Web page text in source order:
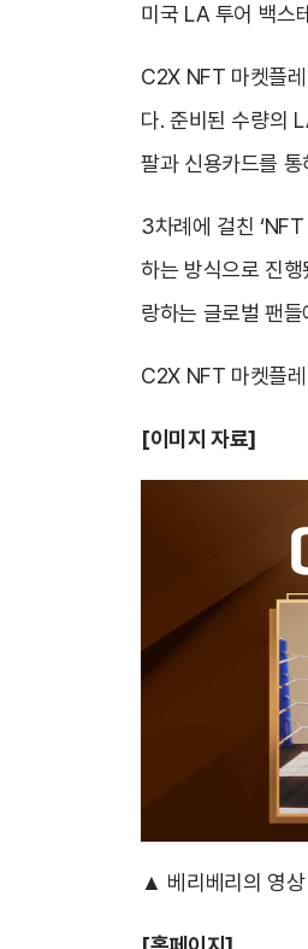
미국 LA 투어 백스
C2X NFT 마켓플
다. 준비된 수량의
팔과 신용카드를
3차례에 걸친
하는 방식으로 진
랑하는 글로벌 팬
C2X NFT 마켓플
[이미지 자료]
▲ 베리베리의 영상